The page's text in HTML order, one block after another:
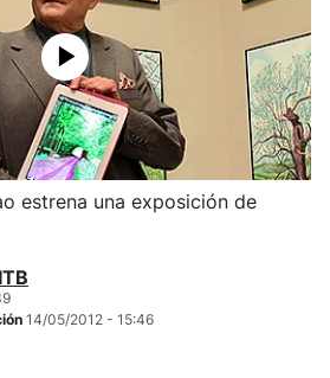
estrena una exposición de
14/05/2012 - 15:46